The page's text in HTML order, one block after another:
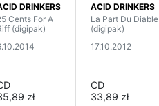
DRINKERS
Cents For A
(digipak)
zł
ACID DRINKERS
La Part Du Diable
(digipak)
17.10.2012
CD
33,89 zł